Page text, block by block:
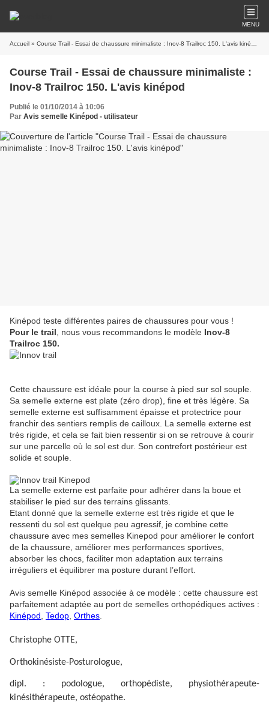
MENU
Accueil » Course Trail - Essai de chaussure minimaliste : Inov-8 Trailroc 150. L'avis kinépod
Course Trail - Essai de chaussure minimaliste :
Inov-8 Trailroc 150. L'avis kinépod
Publié le 01/10/2014 à 10:06
Par Avis semelle Kinépod - utilisateur
Kinépod teste différentes paires de chaussures pour vous !
Pour le trail , nous vous recommandons le modèle Inov-8
Trailroc 150.
Cette chaussure est idéale pour la course à pied sur sol souple.
Sa semelle externe est plate (zéro drop), fine et très légère. Sa
semelle externe est suffisamment épaisse et protectrice pour
franchir des sentiers remplis de cailloux. La semelle externe est
très rigide, et cela se fait bien ressentir si on se retrouve à courir
sur une parcelle où le sol est dur. Son contrefort postérieur est
solide et souple.
La semelle externe est parfaite pour adhérer dans la boue et
stabiliser le pied sur des terrains glissants.
Etant donné que la semelle externe est très rigide et que le
ressenti du sol est quelque peu agressif, je combine cette
chaussure avec mes semelles Kinepod pour améliorer le confort
de la chaussure, améliorer mes performances sportives,
absorber les chocs, faciliter mon adaptation aux terrains
irréguliers et équilibrer ma posture durant l’effort.
Avis semelle Kinépod associée à ce modèle : cette chaussure est
parfaitement adaptée au port de semelles orthopédiques actives :
Kinépod Tedop Orthes
Christophe OTTE,
Orthokinésiste-Posturologue,
dipl. : podologue, orthopédiste, physiothérapeute-
kinésithérapeute, ostéopathe.